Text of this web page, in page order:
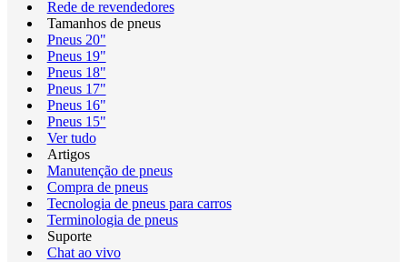
Rede de revendedores
Tamanhos de pneus
Pneus 20"
Pneus 19"
Pneus 18"
Pneus 17"
Pneus 16"
Pneus 15"
Ver tudo
Artigos
Manutenção de pneus
Compra de pneus
Tecnologia de pneus para carros
Terminologia de pneus
Suporte
Chat ao vivo